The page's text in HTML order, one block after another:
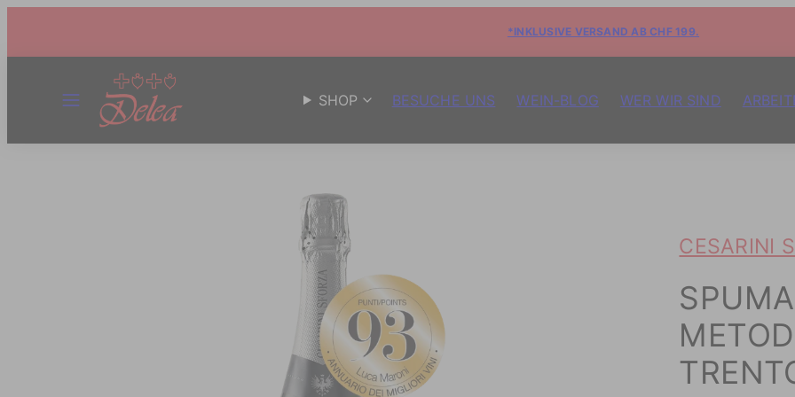
*INKLUSIVE VERSAND AB CHF 199.
SHOP BESUCHE UNS WEIN-BLOG WER WIR SIND
CESARINI